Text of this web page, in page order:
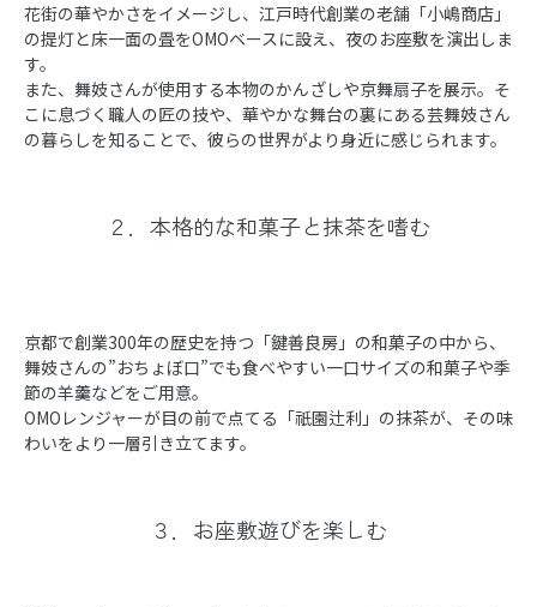
花街の華やかさをイメージし、江戸時代創業の老舗「小嶋商店」
の提灯と床一面の畳をOMOベースに設え、夜のお座敷を演出しま
す。
また、舞妓さんが使用する本物のかんざしや京舞扇子を展示。そ
こに息づく職人の匠の技や、華やかな舞台の裏にある芸舞妓さん
の暮らしを知ることで、彼らの世界がより身近に感じられます。
２．本格的な和菓子と抹茶を嗜む
京都で創業300年の歴史を持つ「鍵善良房」の和菓子の中から、
舞妓さんの”おちょぼ口”でも食べやすい一口サイズの和菓子や季
節の羊羹などをご用意。
OMOレンジャーが目の前で点てる「祇園辻利」の抹茶が、その味
わいをより一層引き立てます。
３．お座敷遊びを楽しむ